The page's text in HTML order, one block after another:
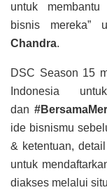
untuk
bisnis mereka”
Chandra.
DSC Season 15
Indonesia
dan
ide bisnismu
& ketentuan,
untuk
diakses melalui